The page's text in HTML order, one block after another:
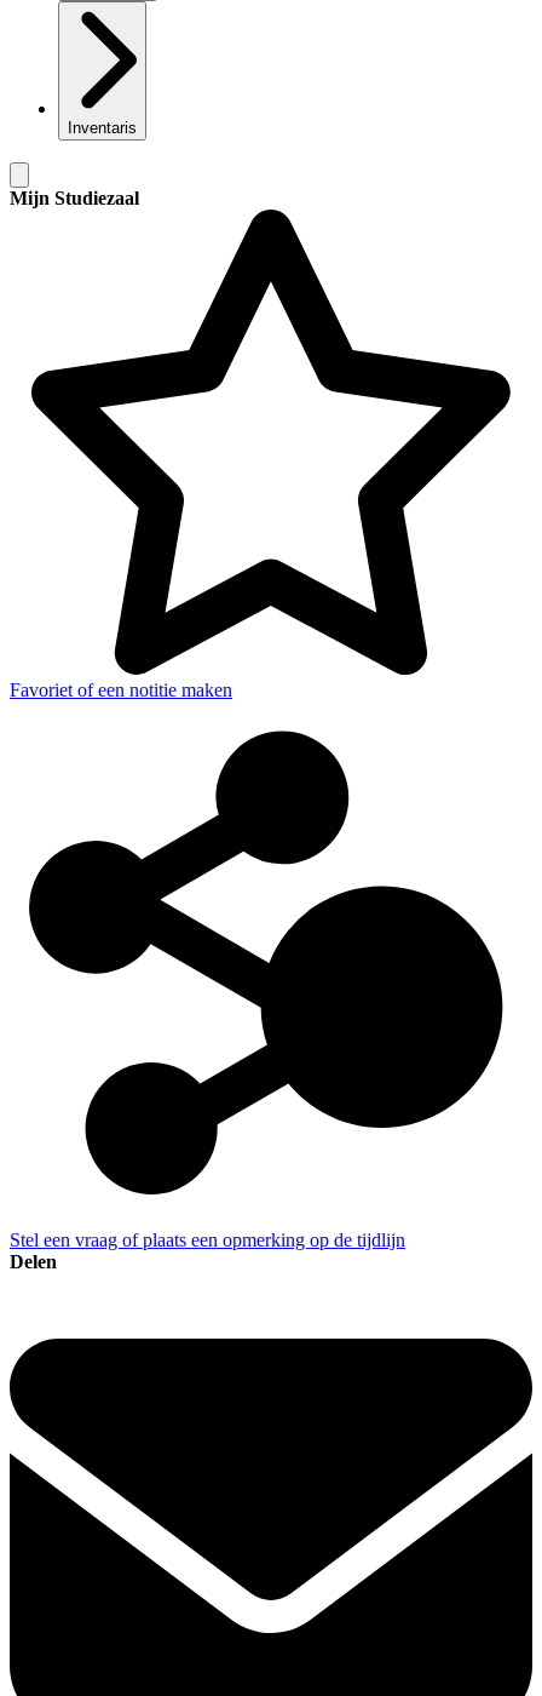
Inventaris
Mijn Studiezaal
Favoriet of een notitie maken
Stel een vraag of plaats een opmerking op de tijdlijn
Delen